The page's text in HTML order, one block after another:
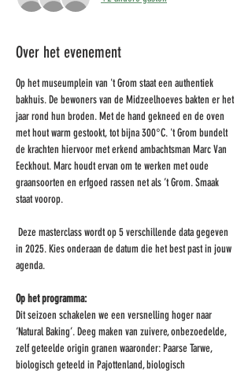
Over het evenement
Op het museumplein van 't Grom staat een authentiek
bakhuis. De bewoners van de Midzeelhoeves bakten er het
jaar rond hun broden. Met de hand gekneed en de oven
met hout warm gestookt, tot bijna 300°C. 't Grom bundelt
de krachten hiervoor met erkend ambachtsman Marc Van
Eeckhout. Marc houdt ervan om te werken met oude
graansoorten en erfgoed rassen net als ’t Grom. Smaak
staat voorop.
Deze masterclass wordt op 5 verschillende data gegeven
in 2025. Kies onderaan de datum die het best past in jouw
agenda.
Op het programma:
Dit seizoen schakelen we een versnelling hoger naar
‘Natural Baking’. Deeg maken van zuivere, onbezoedelde,
zelf geteelde origin granen waaronder: Paarse Tarwe,
biologisch geteeld in Pajottenland, biologisch